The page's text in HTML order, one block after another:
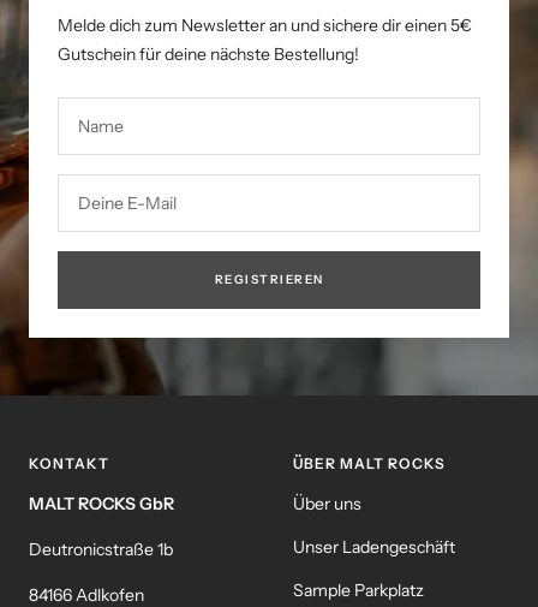
Melde dich zum Newsletter an und sichere dir einen 5€
Gutschein für deine nächste Bestellung!
Name
Deine E-Mail
REGISTRIEREN
KONTAKT
MALT ROCKS GbR
Deutronicstraße 1b
84166 Adlkofen
ÜBER MALT ROCKS
Über uns
Unser Ladengeschäft
Sample Parkplatz